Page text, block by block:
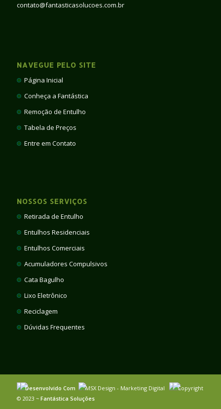
contato@fantasticasolucoes.com.br
NAVEGUE PELO SITE
Página Inicial
Conheça a Fantástica
Remoção de Entulho
Tabela de Preços
Entre em Contato
NOSSOS SERVIÇOS
Retirada de Entulho
Entulhos Residenciais
Entulhos Comerciais
Acumuladores Compulsivos
Cata Bagulho
Lixo Eletrônico
Reciclagem
Dúvidas Frequentes
Desenvolvido Com MSX Design - Marketing Digital
Copyright
© 2023 ~ Fantástica Soluções